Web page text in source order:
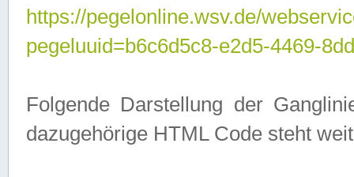
https://pegelonline.wsv.de/
pegeluuid=b6c6d5c8-e2d5-4469-
Folgende Darstellung der
dazugehörige HTML Code steht